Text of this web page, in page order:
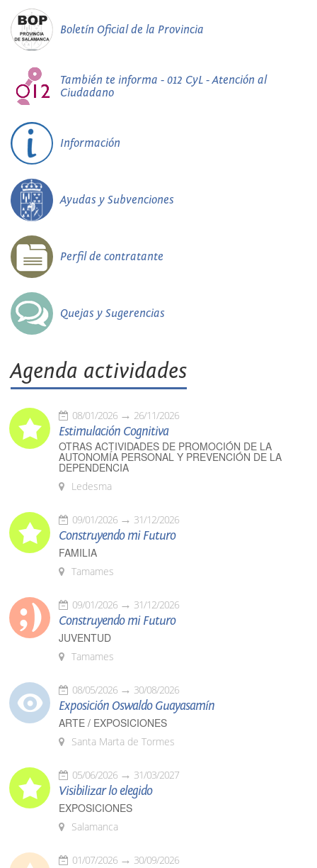
Boletín Oficial de la Provincia
También te informa - 012 CyL - Atención al
Ciudadano
Información
Ayudas y Subvenciones
Perfil de contratante
Quejas y Sugerencias
Agenda actividades
08/01/2026 26/11/2026
Estimulación Cognitiva
OTRAS ACTIVIDADES DE PROMOCIÓN DE LA
AUTONOMÍA PERSONAL Y PREVENCIÓN DE LA
DEPENDENCIA
Ledesma
09/01/2026 31/12/2026
Construyendo mi Futuro
FAMILIA
Tamames
09/01/2026 31/12/2026
Construyendo mi Futuro
JUVENTUD
Tamames
08/05/2026 30/08/2026
Exposición Oswaldo Guayasamín
ARTE / EXPOSICIONES
Santa Marta de Tormes
05/06/2026 31/03/2027
Visibilizar lo elegido
EXPOSICIONES
Salamanca
01/07/2026 30/09/2026